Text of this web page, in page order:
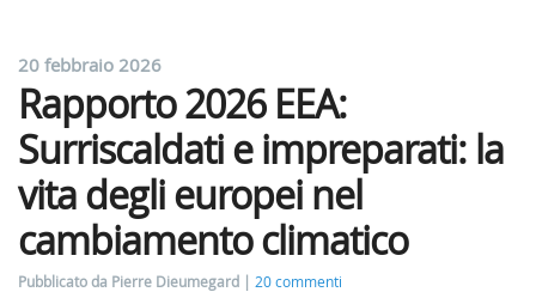
20 febbraio 2026
Rapporto 2026 EEA:
Surriscaldati e impreparati: la
vita degli europei nel
cambiamento climatico
Pubblicato da Pierre Dieumegard
20 commenti